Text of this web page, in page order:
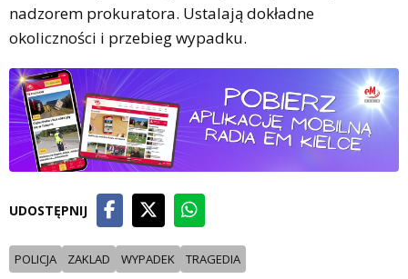
nadzorem prokuratora. Ustalają dokładne
okoliczności i przebieg wypadku.
UDOSTĘPNIJ
POLICJA ZAKLAD WYPADEK TRAGEDIA